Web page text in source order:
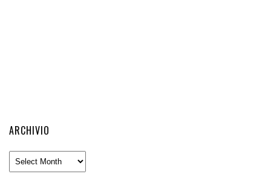
ARCHIVIO
Archivio